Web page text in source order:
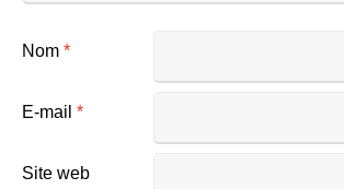
Nom *
E-mail *
Site web